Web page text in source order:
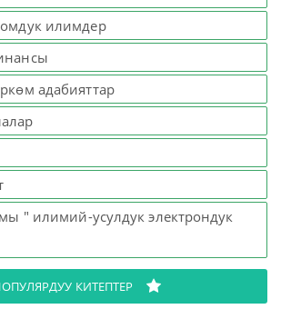
илимдер
адабияттар
" илимий-усулдук электрондук
КИТЕПТЕР